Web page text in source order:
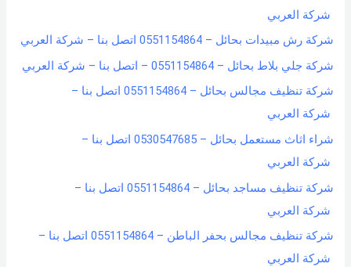
شركة العربي
شركة رش مبيدات بحائل – 0551154864 اتصل بنا – شركة العربي
شركة جلي بلاط بحائل – 0551154864 – اتصل بنا – شركة العربي
شركة تنظيف مجالس بحائل – 0551154864 اتصل بنا –
شركة العربي
شراء اثاث مستعمل بحائل – 0530547685 اتصل بنا –
شركة العربي
شركة تنظيف مساجد بحائل – 0551154864 اتصل بنا –
شركة العربي
شركة تنظيف مجالس بحفر الباطن – 0551154864 اتصل بنا –
شركة العربي